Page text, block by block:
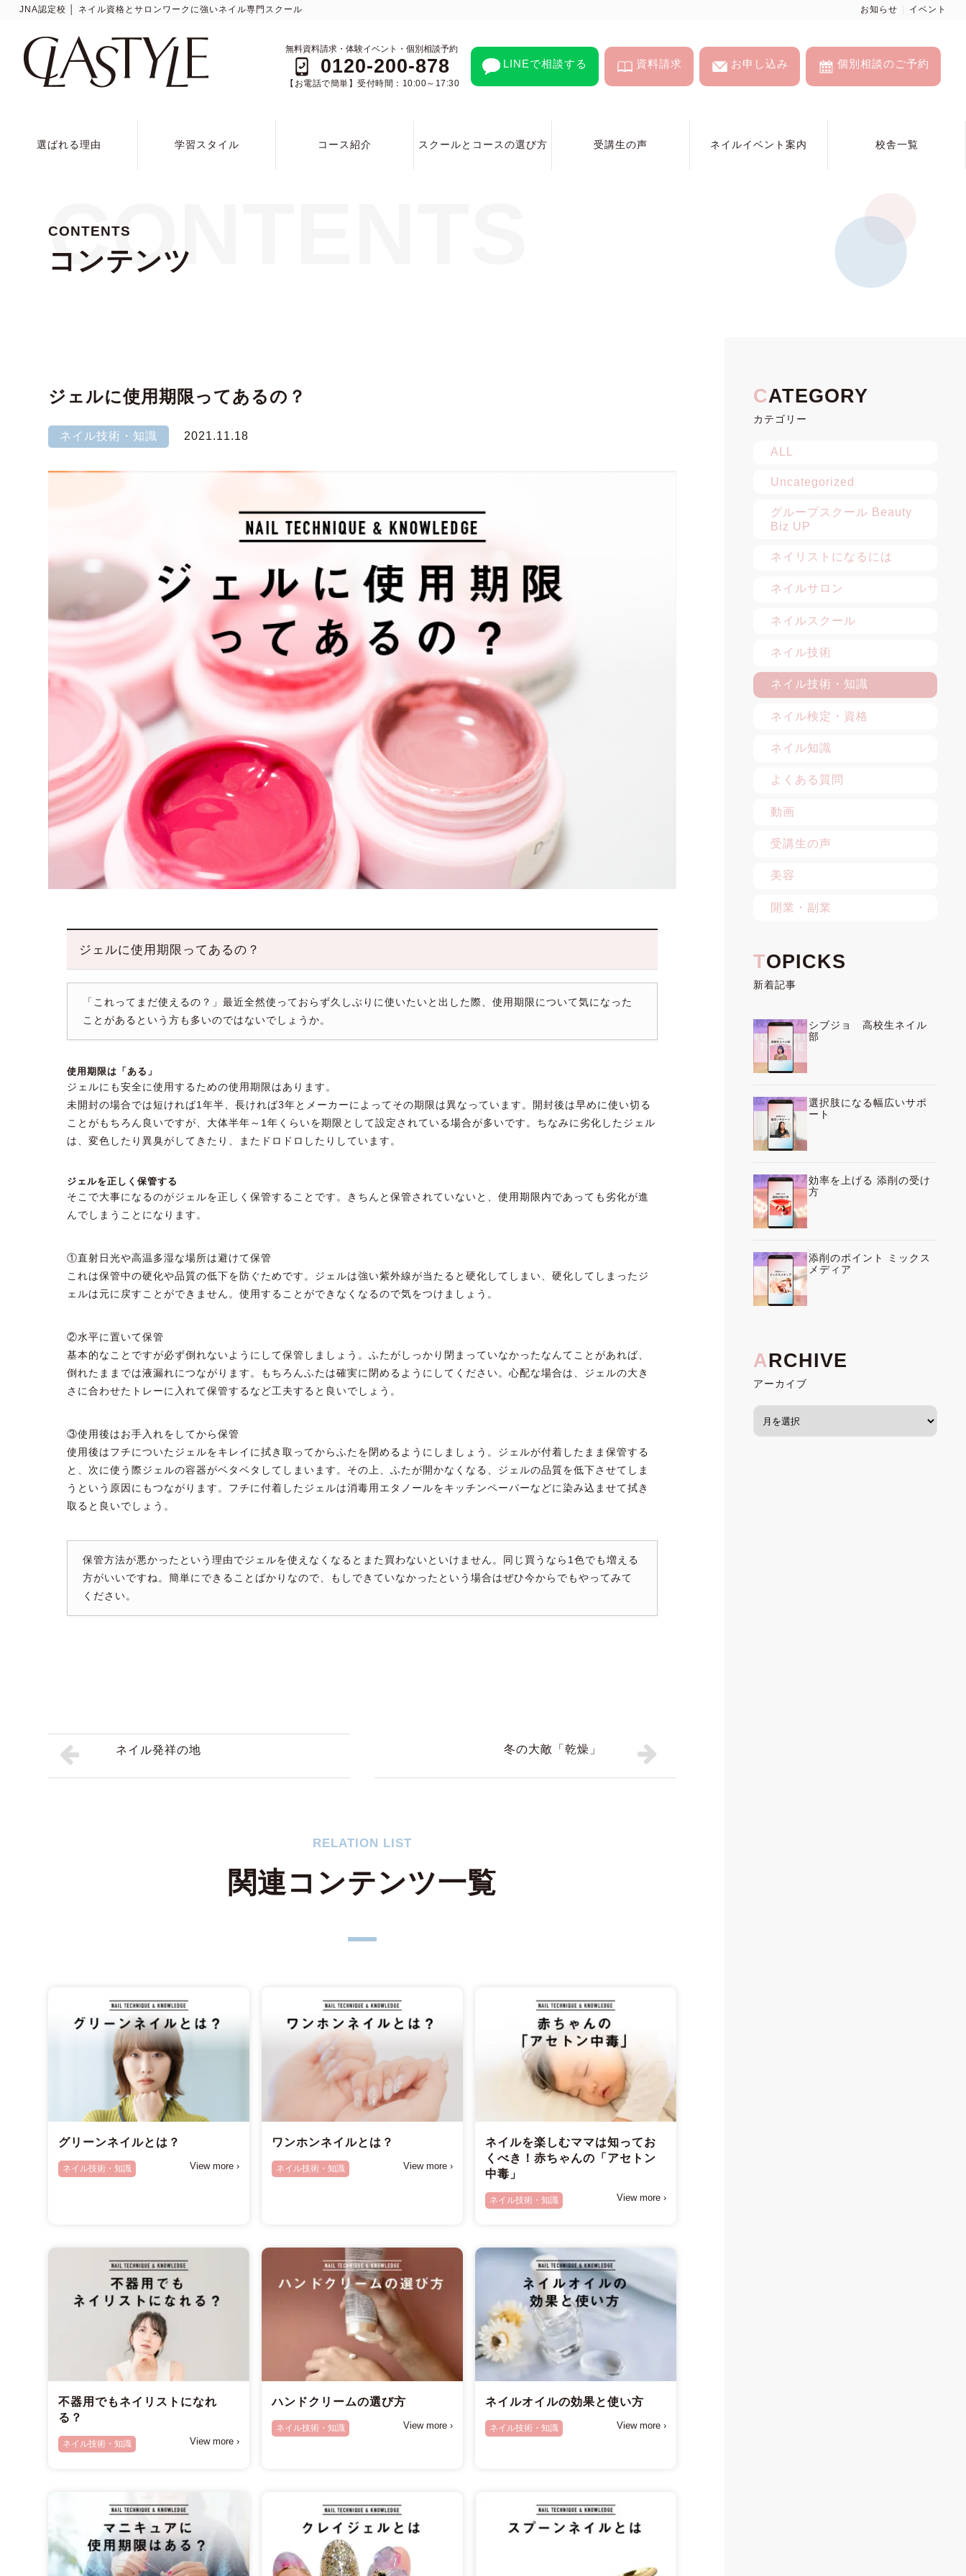
JNA認定校 │ ネイル資格とサロンワークに強いネイル専門スクール お知らせ イベント
無料資料請求・体験イベント・個別相談予約
0120-200-878
【お電話で簡単】受付時間：10:00～17:30
LINEで相談する 資料請求 お申し込み 個別相談のご予約
選ばれる理由 学習スタイル コース紹介 スクールとコースの選び方 受講生の声 ネイルイベント案内 校舎一覧
CONTENTS
コンテンツ
CONTENTS
ジェルに使用期限ってあるの？
ネイル技術・知識 2021.11.18
ジェルに使用期限ってあるの？
「これってまだ使えるの？」最近全然使っておらず久しぶりに使いたいと出した際、使用期限について気になった
ことがあるという方も多いのではないでしょうか。
使用期限は「ある」
ジェルにも安全に使用するための使用期限はあります。
未開封の場合では短ければ1年半、長ければ3年とメーカーによってその期限は異なっています。開封後は早めに使い切る
ことがもちろん良いですが、大体半年～1年くらいを期限として設定されている場合が多いです。ちなみに劣化したジェル
は、変色したり異臭がしてきたり、またドロドロしたりしています。
ジェルを正しく保管する
そこで大事になるのがジェルを正しく保管することです。きちんと保管されていないと、使用期限内であっても劣化が進
んでしまうことになります。
①直射日光や高温多湿な場所は避けて保管
これは保管中の硬化や品質の低下を防ぐためです。ジェルは強い紫外線が当たると硬化してしまい、硬化してしまったジ
ェルは元に戻すことができません。使用することができなくなるので気をつけましょう。
②水平に置いて保管
基本的なことですが必ず倒れないようにして保管しましょう。ふたがしっかり閉まっていなかったなんてことがあれば、
倒れたままでは液漏れにつながります。もちろんふたは確実に閉めるようにしてください。心配な場合は、ジェルの大き
さに合わせたトレーに入れて保管するなど工夫すると良いでしょう。
③使用後はお手入れをしてから保管
使用後はフチについたジェルをキレイに拭き取ってからふたを閉めるようにしましょう。ジェルが付着したまま保管する
と、次に使う際ジェルの容器がベタベタしてしまいます。その上、ふたが開かなくなる、ジェルの品質を低下させてしま
うという原因にもつながります。フチに付着したジェルは消毒用エタノールをキッチンペーパーなどに染み込ませて拭き
取ると良いでしょう。
保管方法が悪かったという理由でジェルを使えなくなるとまた買わないといけません。同じ買うなら1色でも増える
方がいいですね。簡単にできることばかりなので、もしできていなかったという場合はぜひ今からでもやってみて
ください。
ネイル発祥の地 冬の大敵「乾燥」
RELATION LIST
関連コンテンツ一覧
グリーンネイルとは？
ネイル技術・知識 View more ›
ワンホンネイルとは？
ネイル技術・知識 View more ›
ネイルを楽しむママは知ってお
くべき！赤ちゃんの「アセトン
中毒」
ネイル技術・知識 View more ›
不器用でもネイリストになれ
る？
ネイル技術・知識 View more ›
ハンドクリームの選び方
ネイル技術・知識 View more ›
ネイルオイルの効果と使い方
ネイル技術・知識 View more ›
カテゴリー
ALL
Uncategorized
グループスクール Beauty
Biz UP
ネイリストになるには
ネイルサロン
ネイルスクール
ネイル技術
ネイル技術・知識
ネイル検定・資格
ネイル知識
よくある質問
動画
受講生の声
美容
開業・副業
新着記事
シブジョ 高校生ネイル
部
選択肢になる幅広いサポ
ート
効率を上げる 添削の受け
方
添削のポイント ミックス
メディア
アーカイブ